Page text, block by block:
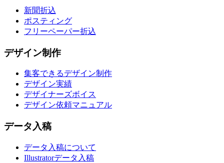
新聞折込
ポスティング
フリーペーパー折込
デザイン制作
集客できるデザイン制作
デザイン実績
デザイナーズボイス
デザイン依頼マニュアル
データ入稿
データ入稿について
Illustratorデータ入稿